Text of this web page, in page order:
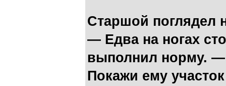
Старшой поглядел
— Едва на ногах
выполнил норму. —
Покажи ему